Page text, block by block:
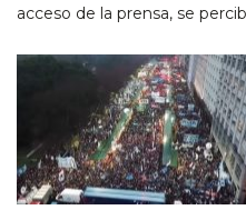
acceso de la prensa, se